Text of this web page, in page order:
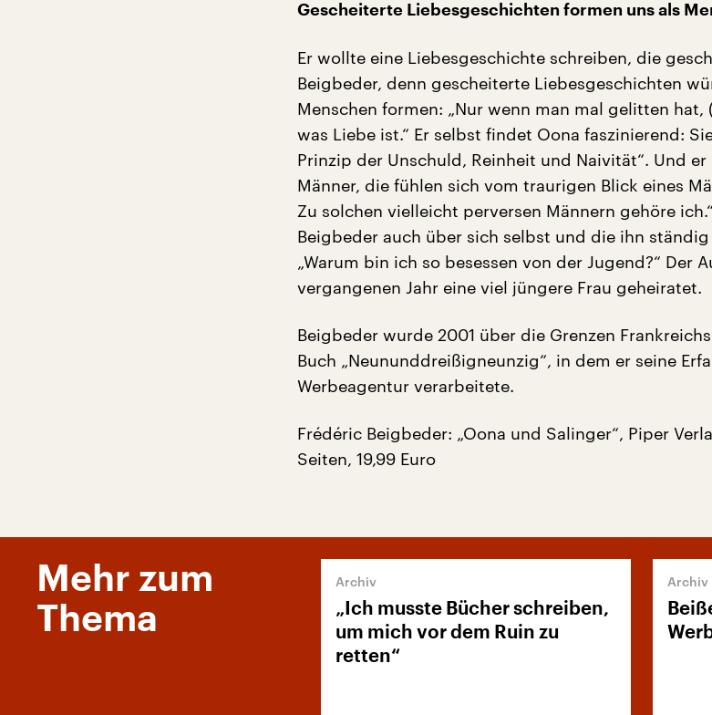
Gescheiterte Liebesgeschichten formen uns als
Er wollte eine Liebesgeschichte schreiben, die
Beigbeder, denn gescheiterte Liebesgeschichten
Menschen formen: „Nur wenn man mal gelitten hat,
was Liebe ist.“ Er selbst findet Oona faszinierend:
Prinzip der Unschuld, Reinheit und Naivität“. Und er
Männer, die fühlen sich vom traurigen Blick eines
Zu solchen vielleicht perversen Männern gehöre
Beigbeder auch über sich selbst und die ihn
„Warum bin ich so besessen von der Jugend?“ Der
vergangenen Jahr eine viel jüngere Frau geheiratet.
Beigbeder wurde 2001 über die Grenzen
Buch „Neununddreißigneunzig“, in dem er seine
Werbeagentur verarbeitete.
Frédéric Beigbeder: „Oona und Salinger“, Piper
Seiten, 19,99 Euro
Mehr zum
Thema
„Ich musste Bücher schreiben,
um mich vor dem Ruin zu
retten“